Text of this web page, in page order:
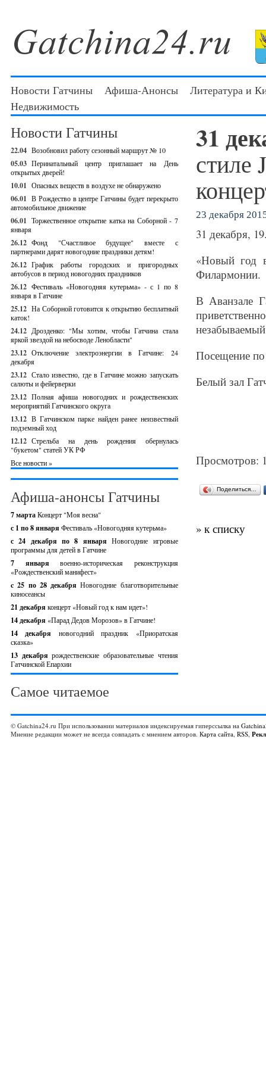
Новости Гатчины Афиша-Анонсы
Литература и
Недвижимость
Новости Гатчины
22.04 Возобновил работу сезонный маршрут № 10
05.03 Перинатальный центр приглашает на День
открытых дверей!
10.01 Опасных веществ в воздухе не обнаружено
06.01 В Рождество в центре Гатчины будет перекрыто
автомобильное движение
06.01 Торжественное открытие катка на Соборной - 7
января
26.12 Фонд "Счастливое будущее" вместе с
партнерами дарят новогодние праздники детям!
26.12 График работы городских и пригородных
автобусов в период новогодних праздников
26.12 Фестиваль «Новогодняя кутерьма» - с 1 по 8
января в Гатчине
25.12 На Соборной готовится к открытию бесплатный
каток!
24.12 Дрозденко: "Мы хотим, чтобы Гатчина стала
яркой звездой на небосводе Ленобласти"
23.12 Отключение электроэнергии в Гатчине: 24
декабря
23.12 Стало известно, где в Гатчине можно запускать
салюты и фейерверки
23.12 Полная афиша новогодних и рождественских
мероприятий Гатчинского округа
13.12 В Гатчинском парке найден ранее неизвестный
подземный ход
12.12 Стрельба на день рождения обернулась
"букетом" статей УК РФ
Все новости »
Афиша-анонсы Гатчины
7 мартаКонцерт "Моя весна"
с 1 по 8 января Фестиваль «Новогодняя кутерьма»
с 24 декабря по 8 январяНовогодние игровые
программы для детей в Гатчине
7 январявоенно-историческая реконструкция
«Рождественский манифест»
c 25 по 28 декабряНовогодние благотворительные
киносеансы
21 декабря концерт «Новый год к нам идет»!
14 декабря «Парад Дедов Морозов» в Гатчине!
14 декабря новогодний праздник «Приоратская
сказка»
13 декабрярождественские образовательные чтения
Гатчинской Епархии
Самое читаемое
31
стиле
23 декабря
31 декабря,
«Новый год
Филармонии.
В Аванзале
Посещение по
Белый зал
Просмотров:
Поделиться…
» к списку
© Gatchina24.ru При использовании материалов индексируемая гиперссылка на
Мнение редакции может не всегда совпадать с мнением авторов. Карта сайта, RSS,